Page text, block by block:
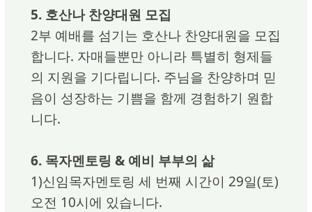
5. 호산나 찬양대원 모집
2부 예배를 섬기는 호산나 찬양대원을 모집
합니다. 자매들뿐만 아니라 특별히 형제들
의 지원을 기다립니다. 주님을 찬양하며 믿
음이 성장하는 기쁨을 함께 경험하기 원합
니다.
6. 목자멘토링 & 예비 부부의 삶
1)신임목자멘토링 세 번째 시간이 29일(토)
오전 10시에 있습니다.